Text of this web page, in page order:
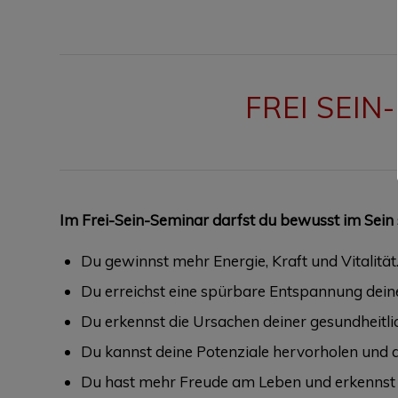
FREI
Im Frei-Sein-Seminar darfst du bewusst im Sein
Du gewinnst mehr Energie, Kraft und Vitalität.
Du erreichst eine spürbare Entspannung
Du erkennst die Ursachen deiner
Du kannst deine Potenziale hervorholen und
Du hast mehr Freude am Leben und